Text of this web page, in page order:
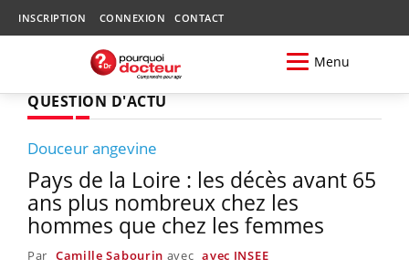
INSCRIPTION CONNEXION CONTACT
Menu
QUESTION D'ACTU
Douceur angevine
Pays de la Loire : les décès avant 65
ans plus nombreux chez les
hommes que chez les femmes
Par Camille Sabourin avec avec INSEE